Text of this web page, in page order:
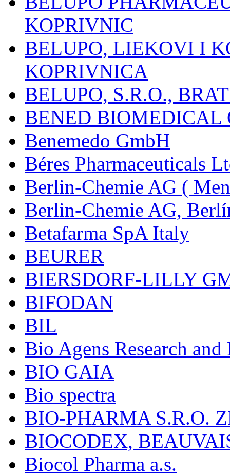
KOPRIVNIC
BELUPO, LIEKOVI I
KOPRIVNICA
BELUPO, S.R.O.,
BENED BIOMEDICAL
Benemedo GmbH
Béres Pharmaceuticals
Berlin-Chemie AG (
Berlin-Chemie AG,
Betafarma SpA Italy
BEURER
BIERSDORF-LILLY
BIFODAN
BIL
Bio Agens Research
BIO GAIA
Bio spectra
BIO-PHARMA S.R.O.
BIOCODEX,
Biocol Pharma a.s.